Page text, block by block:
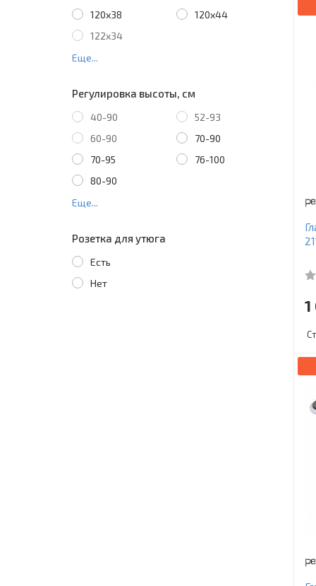
120х38
120х44
122х34
Еще...
Регулировка высоты, см
40-90
52-93
60-90
70-90
70-95
76-100
80-90
Еще...
Розетка для утюга
Есть
Нет